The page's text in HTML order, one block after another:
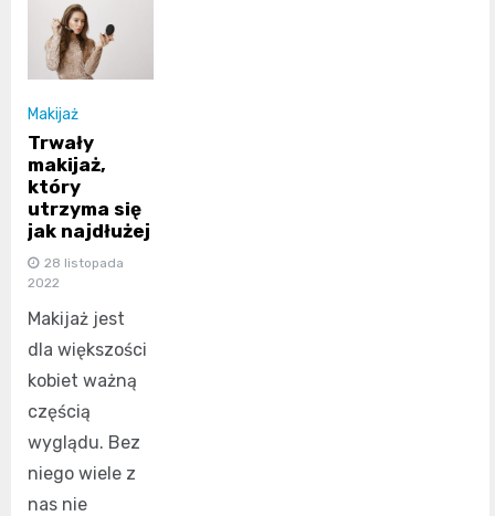
Makijaż
Trwały
makijaż,
który
utrzyma się
jak najdłużej
28 listopada
2022
Makijaż jest
dla większości
kobiet ważną
częścią
wyglądu. Bez
niego wiele z
nas nie